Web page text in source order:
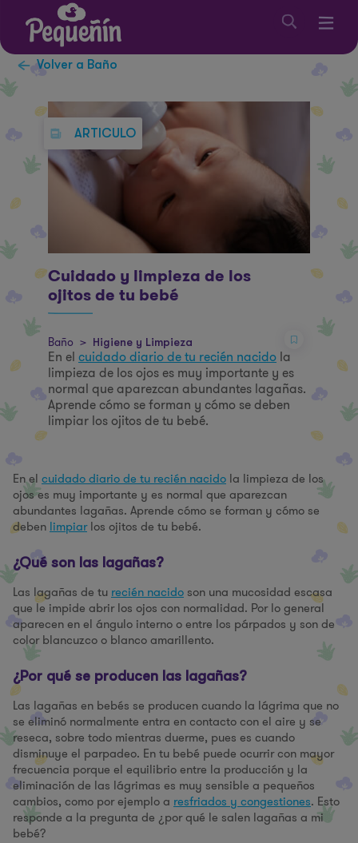
Volver a Baño
ARTICULO
Baño > Higiene y Limpieza
Cuidado y limpieza de los
ojitos de tu bebé
En el cuidado diario de tu recién nacido la
limpieza de los ojos es muy importante y es
normal que aparezcan abundantes lagañas.
Aprende cómo se forman y cómo se deben
limpiar los ojitos de tu bebé.
En el cuidado diario de tu recién nacido la limpieza de los
ojos es muy importante y es normal que aparezcan
abundantes lagañas. Aprende cómo se forman y cómo se
deben limpiarlos ojitos de tu bebé.
¿Qué son las lagañas?
Las lagañas de tu recién nacido son una mucosidad escasa
que le impide abrir los ojos con normalidad. Por lo general
aparecen en el ángulo interno o entre los párpados y son de
color blancuzco o blanco amarillento.
¿Por qué se producen las lagañas?
Las lagañas en bebés se producen cuando la lágrima que no
se eliminó normalmente entra en contacto con el aire y se
reseca, sobre todo mientras duerme, pues es cuando
disminuye el parpadeo. En tu bebé puede ocurrir con mayor
frecuencia porque el equilibrio entre la producción y la
eliminación de las lágrimas es muy sensible a pequeños
cambios, como por ejemplo a resfriados y congestiones. Esto
responde a la pregunta de ¿por qué le salen lagañas a mi
bebé?